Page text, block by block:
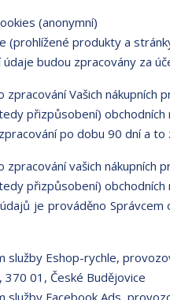
(anonymní)
(prohlížené produkty a
budou zpracovány za
zpracování Vašich nákupních
přizpůsobení) obchodních
po dobu 90 dní a to
zpracování vašich nákupních
přizpůsobení)
je prováděno
služby Eshop-rychle,
01, České Budějovice
služby Facebook Ads,